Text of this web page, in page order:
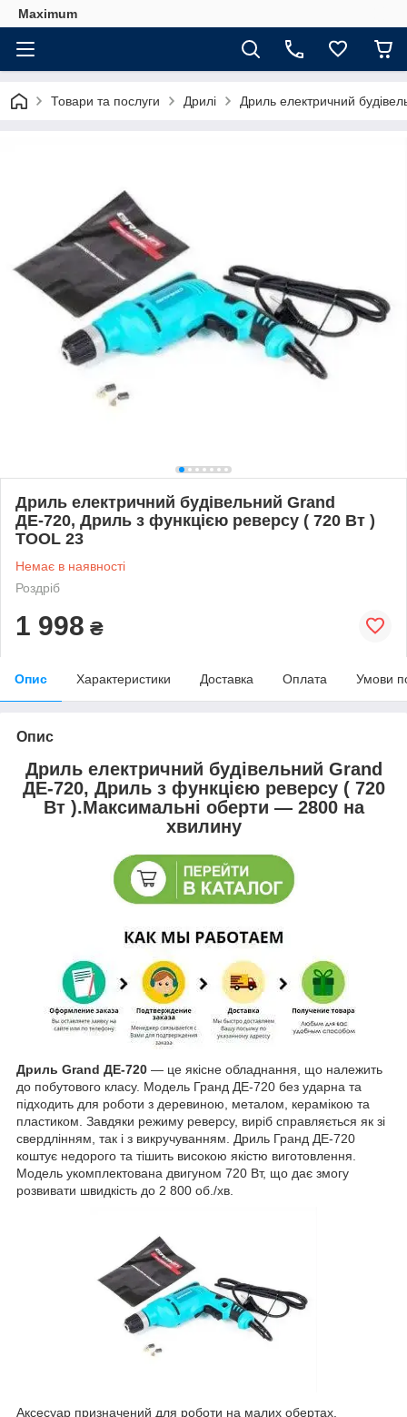
Maximum
Товари та послуги Дрилі Дриль електричний
Дриль електричний будівельний Grand
ДЕ-720, Дриль з функцією реверсу ( 720 Вт )
TOOL 23
Немає в наявності
Роздріб
1 998 ₴
Опис Характеристики Доставка Оплата Умови
Опис
Дриль електричний будівельний Grand
ДЕ-720, Дриль з функцією реверсу ( 720
Вт ).Максимальні оберти — 2800 на
хвилину
Дриль Grand ДЕ-720 — це якісне обладнання, що належить
до побутового класу. Модель Гранд ДЕ-720 без ударна та
підходить для роботи з деревиною, металом, керамікою та
пластиком. Завдяки режиму реверсу, виріб справляється як зі
свердлінням, так і з викручуванням. Дриль Гранд ДЕ-720
коштує недорого та тішить високою якістю виготовлення.
Модель укомплектована двигуном 720 Вт, що дає змогу
розвивати швидкість до 2 800 об./хв.
Аксесуар призначений для роботи на малих обертах.